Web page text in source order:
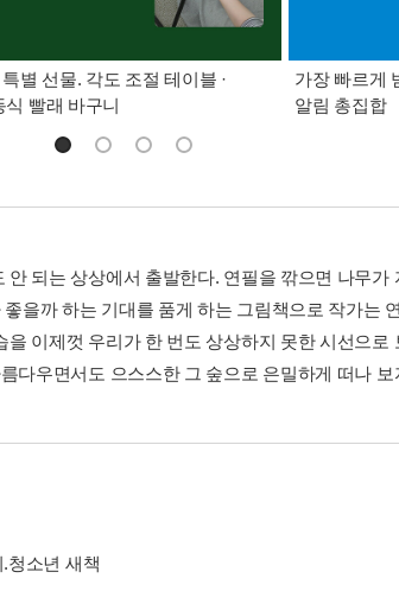
별 선물. 각도 조절 테이블 ·
식 빨래 바구니
가장 빠르게
알림 총집합
되는 상상에서 출발한다. 연필을 깎으면 나무가
을까 하는 기대를 품게 하는 그림책으로 작가는
이제껏 우리가 한 번도 상상하지 못한 시선으로
다우면서도 으스스한 그 숲으로 은밀하게 떠나 보
청소년 새책